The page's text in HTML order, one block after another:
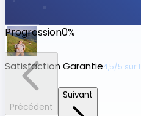
Satisfaction Garantie4,5/5 sur
Progression0%
Précédent
Suivant